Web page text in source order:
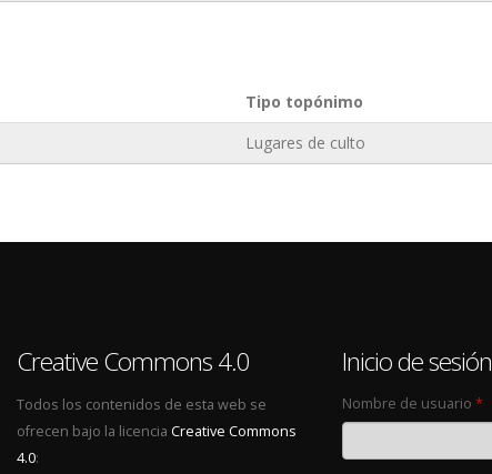
Tipo topónimo
Lugares de culto
Creative Commons 4.0
Todos los contenidos de esta web se
ofrecen bajo la licencia Creative Commons
4.0:
Inicio de sesión
Nombre de usuario *